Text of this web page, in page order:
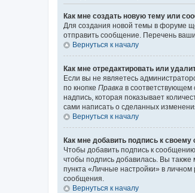
Как мне создать новую тему или
Для создания новой темы в форуме
отправить сообщение. Перечень
Вернуться к началу
Как мне отредактировать или
Если вы не являетесь
по кнопке Правка в соответствующем
надпись, которая показывает
сами написать о сделанных
Вернуться к началу
Как мне добавить подпись к
Чтобы добавить подпись к
чтобы подпись добавилась. Вы
пункта «Личные настройки» в
сообщения.
Вернуться к началу